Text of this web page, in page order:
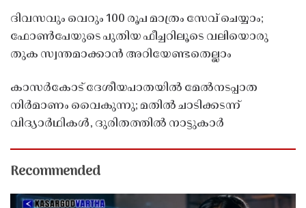
ദിവസവും വെറും 100 രൂപ മാത്രം സേവ് ചെയ്യാം;
ഫോൺപേയുടെ പുതിയ ഫീച്ചറിലൂടെ വലിയൊരു
തുക സ്വന്തമാക്കാൻ അറിയേണ്ടതെല്ലാം
കാസർകോട് ദേശീയപാതയിൽ മേൽനടപ്പാത
നിർമാണം വൈകുന്നു; മതിൽ ചാടിക്കടന്ന്
വിദ്യാർഥികൾ, ദുരിതത്തിൽ നാട്ടുകാർ
Recommended